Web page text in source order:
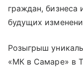
граждан, бизнеса
будущих
Розыгрыш
«МК в Самаре» в